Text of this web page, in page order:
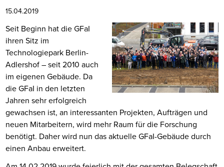
15.04.2019
Seit Beginn hat die GFaI
ihren Sitz im
Technologiepark Berlin-
Adlershof – seit 2010 auch
im eigenen Gebäude. Da
die GFaI in den letzten
Jahren sehr erfolgreich
gewachsen ist, an interessanten Projekten, Aufträgen und
neuen Mitarbeitern, wird mehr Raum für die Forschung
benötigt. Daher wird nun das aktuelle GFaI-Gebäude durch
einen Anbau erweitert.